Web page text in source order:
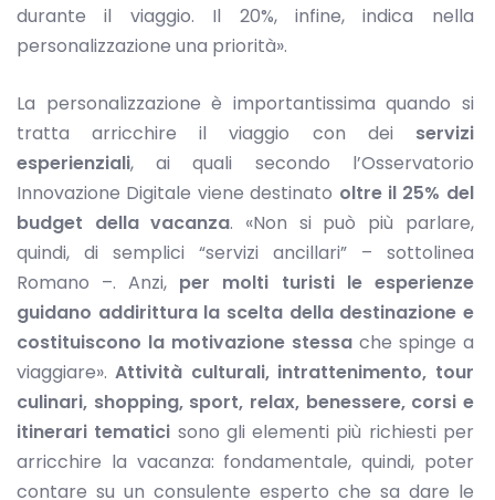
durante il viaggio. Il 20%, infine, indica nella
personalizzazione una priorità».
La personalizzazione è importantissima quando si
tratta arricchire il viaggio con dei servizi
esperienziali, ai quali secondo l’Osservatorio
Innovazione Digitale viene destinato oltre il 25% del
budget della vacanza. «Non si può più parlare,
quindi, di semplici “servizi ancillari” – sottolinea
Romano –. Anzi, per molti turisti le esperienze
guidano addirittura la scelta della destinazione e
costituiscono la motivazione stessache spinge a
viaggiare».Attività culturali, intrattenimento, tour
culinari, shopping, sport, relax, benessere, corsi e
itinerari tematici sono gli elementi più richiesti per
arricchire la vacanza: fondamentale, quindi, poter
contare su un consulente esperto che sa dare le